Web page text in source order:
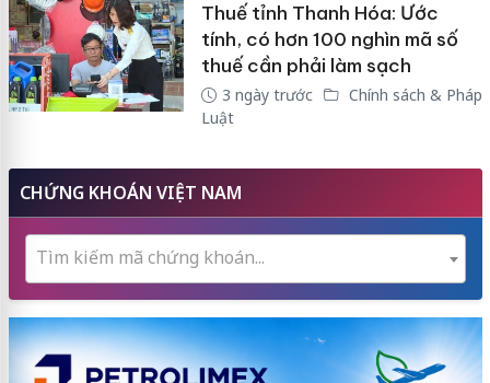
Thuế tỉnh Thanh Hóa: Ước
tính, có hơn 100 nghìn mã số
thuế cần phải làm sạch
3 ngày trước
Chính sách & Pháp
Luật
CHỨNG KHOÁN VIỆT NAM
Tìm kiếm mã chứng khoán...